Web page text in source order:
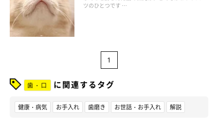
ツのひとつです …
1
歯・口 に関連するタグ
健康・病気 お手入れ 歯磨き お世話・お手入れ 解説